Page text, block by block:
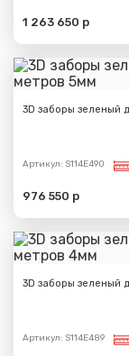
1 263 650 р
3D заборы зеленый
Артикул: S114E490
976 550 р
3D заборы зеленый
Артикул: S114E489